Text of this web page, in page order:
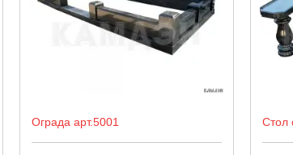
Ограда арт.5001 Стол